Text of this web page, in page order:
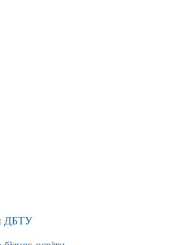
ДБТУ